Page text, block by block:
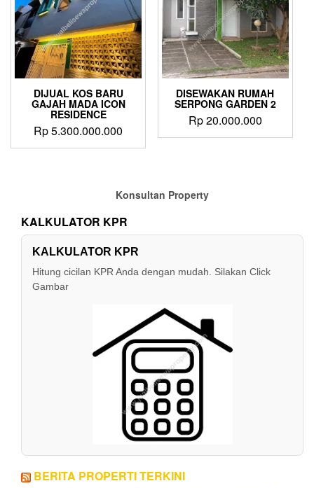
DIJUAL KOS BARU
GAJAH MADA ICON
RESIDENCE
Rp5.300.000.000
DISEWAKAN RUMAH
SERPONG GARDEN 2
Rp20.000.000
Konsultan Property
KALKULATOR KPR
KALKULATOR KPR
Hitung cicilan KPR Anda dengan mudah. Silakan Click
Gambar
BERITA PROPERTI TERKINI